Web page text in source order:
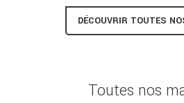
DÉCOUVRIR TOUTES
Toutes nos